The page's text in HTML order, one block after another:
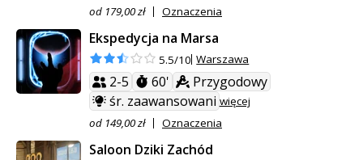
od 179,00 zł Oznaczenia
Ekspedycja na Marsa
5.5/10 Warszawa
2-5 60'
Przygodowy
śr. zaawansowani więcej
od 149,00 zł
Oznaczenia
Saloon Dziki Zachód